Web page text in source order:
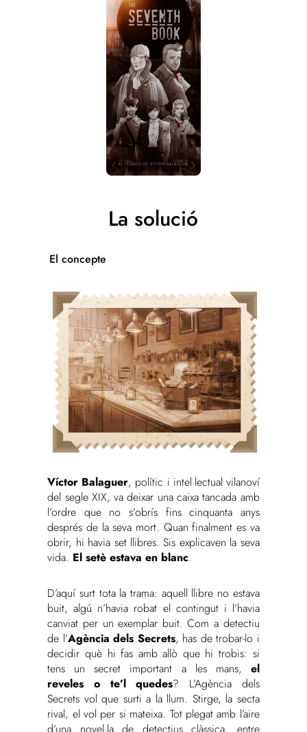
La solució
El concepte
Víctor Balaguer, polític i intel·lectual vilanoví
del segle XIX, va deixar una caixa tancada amb
l’ordre que no s’obrís fins cinquanta anys
després de la seva mort. Quan finalment es va
obrir, hi havia set llibres. Sis explicaven la seva
vida. El setè estava en blanc.
D’aquí surt tota la trama: aquell llibre no estava
buit, algú n’havia robat el contingut i l’havia
canviat per un exemplar buit. Com a detectiu
de l’Agència dels Secrets, has de trobar-lo i
decidir què hi fas amb allò que hi trobis: si
tens un secret important a les mans, el
reveles o te’l quedes? L’Agència dels
Secrets vol que surti a la llum. Stirge, la secta
rival, el vol per si mateixa. Tot plegat amb l’aire